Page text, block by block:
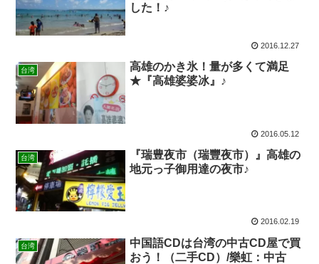
した！♪
2016.12.27
台湾
高雄のかき氷！量が多くて満足
★『高雄婆婆冰』♪
2016.05.12
台湾
『瑞豊夜市（瑞豐夜市）』高雄の
地元っ子御用達の夜市♪
2016.02.19
台湾
中国語CDは台湾の中古CD屋で買
おう！（二手CD）/樂虹：中古